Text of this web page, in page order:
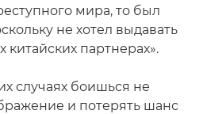
мира, то был
не хотел выдавать
партнерах».
случаях боишься не
и потерять шанс